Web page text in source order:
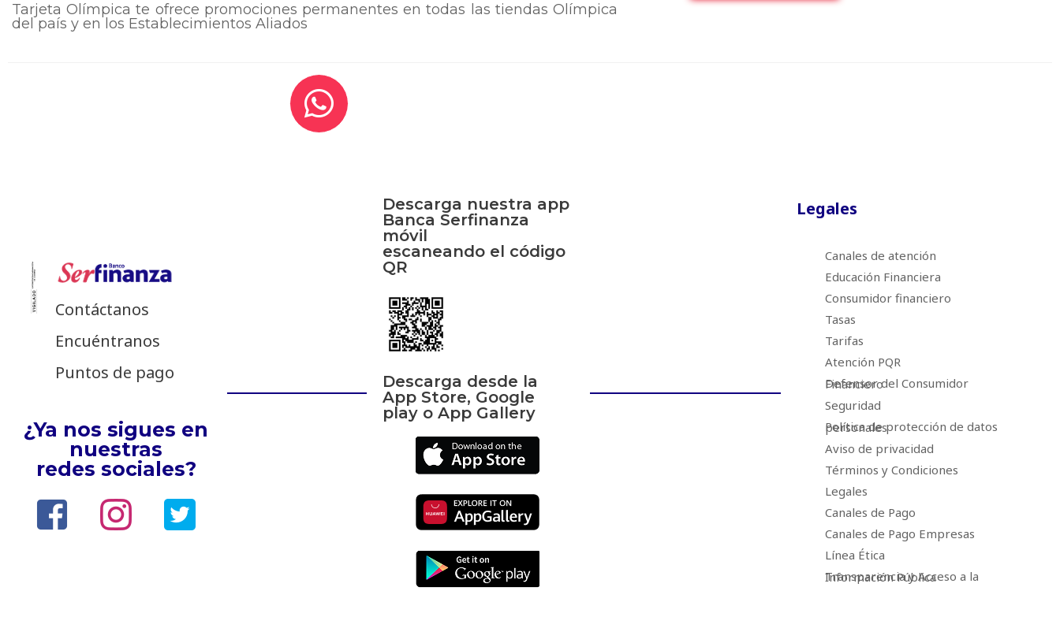
Tarjeta Olímpica te ofrece promociones permanentes en todas las tiendas Olímpica
del país y en los Establecimientos Aliados
Contáctanos
Encuéntranos
Puntos de pago
¿Ya nos sigues en
nuestras
redes sociales?
Descarga nuestra app
Banca Serfinanza
móvil
escaneando el código
QR
Descarga desde la
App Store, Google
play o App Gallery
Legales
Canales de atención
Educación Financiera
Consumidor financiero
Tasas
Tarifas
Atención PQR
Defensor del Consumidor Financiero
Seguridad
Política de protección de datos personales
Aviso de privacidad
Términos y Condiciones
Legales
Canales de Pago
Canales de Pago Empresas
Línea Ética
Transparencia y Acceso a la Información Pública